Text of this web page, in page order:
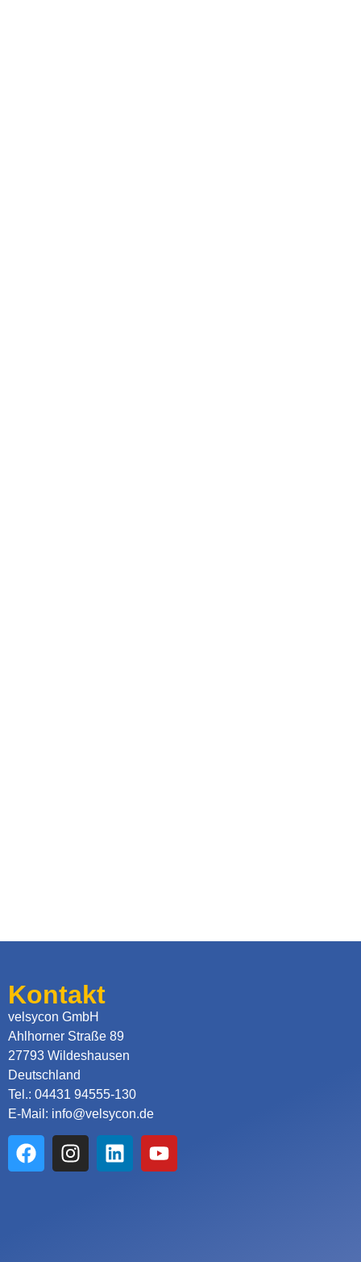
Kontakt
velsycon GmbH
Ahlhorner Straße 89
27793 Wildeshausen
Deutschland
Tel.: 04431 94555-130
E-Mail: info@velsycon.de